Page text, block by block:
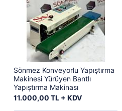
Sönmez Konveyorlu Yapıştırma
Makinesi Yürüyen Bantlı
Yapıştırma Makinası
11.000,00 TL + KDV